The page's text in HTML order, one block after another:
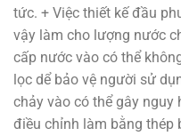
tức. + Việc thiết kế đầu
vậy làm cho lượng nước
cấp nước vào có thể
lọc dể bảo vệ người sử
chảy vào có thể gây
điều chỉnh làm bằng thép